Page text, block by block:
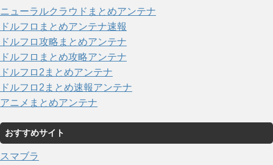
ニューラルクラウドまとめアンテナ
ドルフロまとめアンテナ速報
ドルフロ攻略まとめアンテナ
ドルフロまとめ攻略アンテナ
ドルフロ2まとめアンテナ
ドルフロ2まとめ速報アンテナ
アニメまとめアンテナ
おすすめサイト
スマブラ